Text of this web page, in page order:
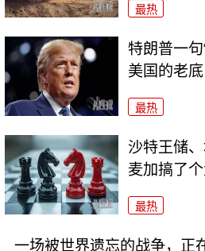
最热
特朗普一句
美国的老底
最热
沙特王储
麦加搞了
最热
一场被世界遗忘的战争，正